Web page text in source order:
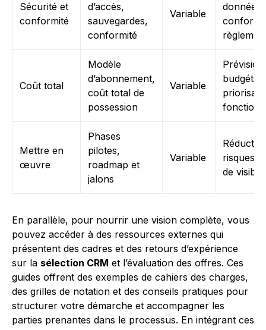
Sécurité et
conformité
d’accès,
sauvegardes,
conformité
Variable
données
Coût total
Modèle
d’abonnement,
coût total de
possession
Variable
Prévision
Mettre en
œuvre
Phases
pilotes,
roadmap et
jalons
Variable
risques
de
En parallèle, pour nourrir une vision complète, vous
pouvez accéder à des ressources externes qui
présentent des cadres et des retours d’expérience
sur la sélection CRM et l’évaluation des offres. Ces
guides offrent des exemples de cahiers des charges,
des grilles de notation et des conseils pratiques pour
structurer votre démarche et accompagner les
parties prenantes dans le processus. En intégrant ces